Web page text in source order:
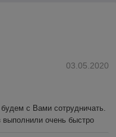
03.05.2020
с Вами сотрудничать.
выполнили очень быстро